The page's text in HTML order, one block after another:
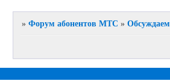
»Форум абонентов МТС »